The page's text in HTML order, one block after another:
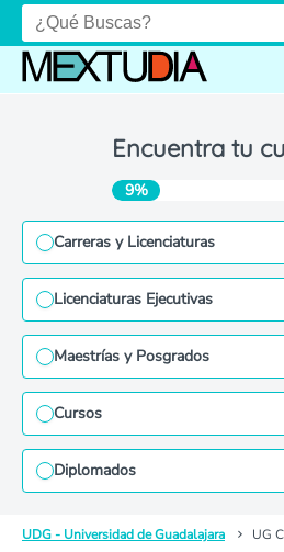
Encuentra tu
9%
Carreras y Licenciaturas
Licenciaturas Ejecutivas
Maestrías y Posgrados
Cursos
Diplomados
UDG - Universidad de Guadalajara UG